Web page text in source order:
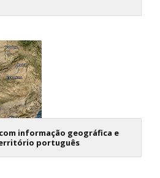
informação geográfica e
português